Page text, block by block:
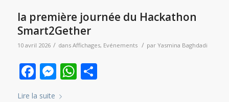
la première journée du Hackathon
Smart2Gether
10 avril 2026 / dans Affichages, Evénements / par Yasmina Baghdadi
Facebook
Messenger
WhatsApp
Partager
Lire la suite